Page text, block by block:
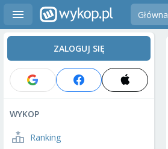
Główna
ZALOGUJ SIĘ
WYKOP
Ranking